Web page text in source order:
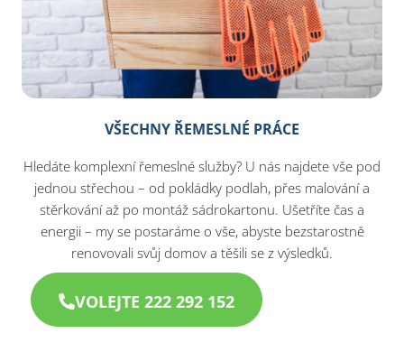
VŠECHNY ŘEMESLNÉ PRÁCE
Hledáte komplexní řemeslné služby? U nás najdete vše pod
jednou střechou – od pokládky podlah, přes malování a
stěrkování až po montáž sádrokartonu. Ušetříte čas a
energii – my se postaráme o vše, abyste bezstarostně
renovovali svůj domov a těšili se z výsledků.
VOLEJTE 222 292 152